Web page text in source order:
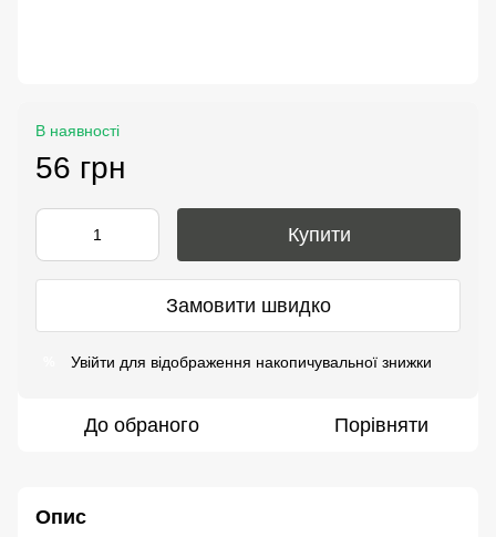
В наявності
56 грн
Купити
Замовити швидко
Увійти для відображення накопичувальної знижки
До обраного Порівняти
Опис